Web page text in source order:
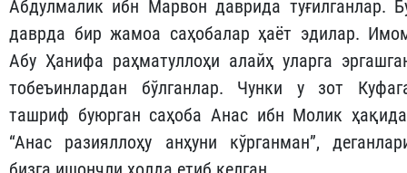
Абдулмалик ибн Марвон даврида туғилганлар.
даврда бир жамоа саҳобалар ҳаёт эдилар.
Абу Ҳанифа раҳматуллоҳи алайҳ уларга
тобеъинлардан бўлганлар. Чунки у зот
ташриф буюрган саҳоба Анас ибн Молик
“Анас разияллоҳу анҳуни кўрганман”,